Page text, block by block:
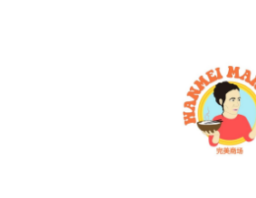
SOBRE